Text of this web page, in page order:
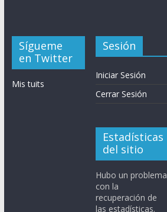
Sígueme
en Twitter
Mis tuits
Sesión
Iniciar Sesión
Cerrar Sesión
Estadísticas
del sitio
Hubo un problema
con la
recuperación de
las estadísticas.